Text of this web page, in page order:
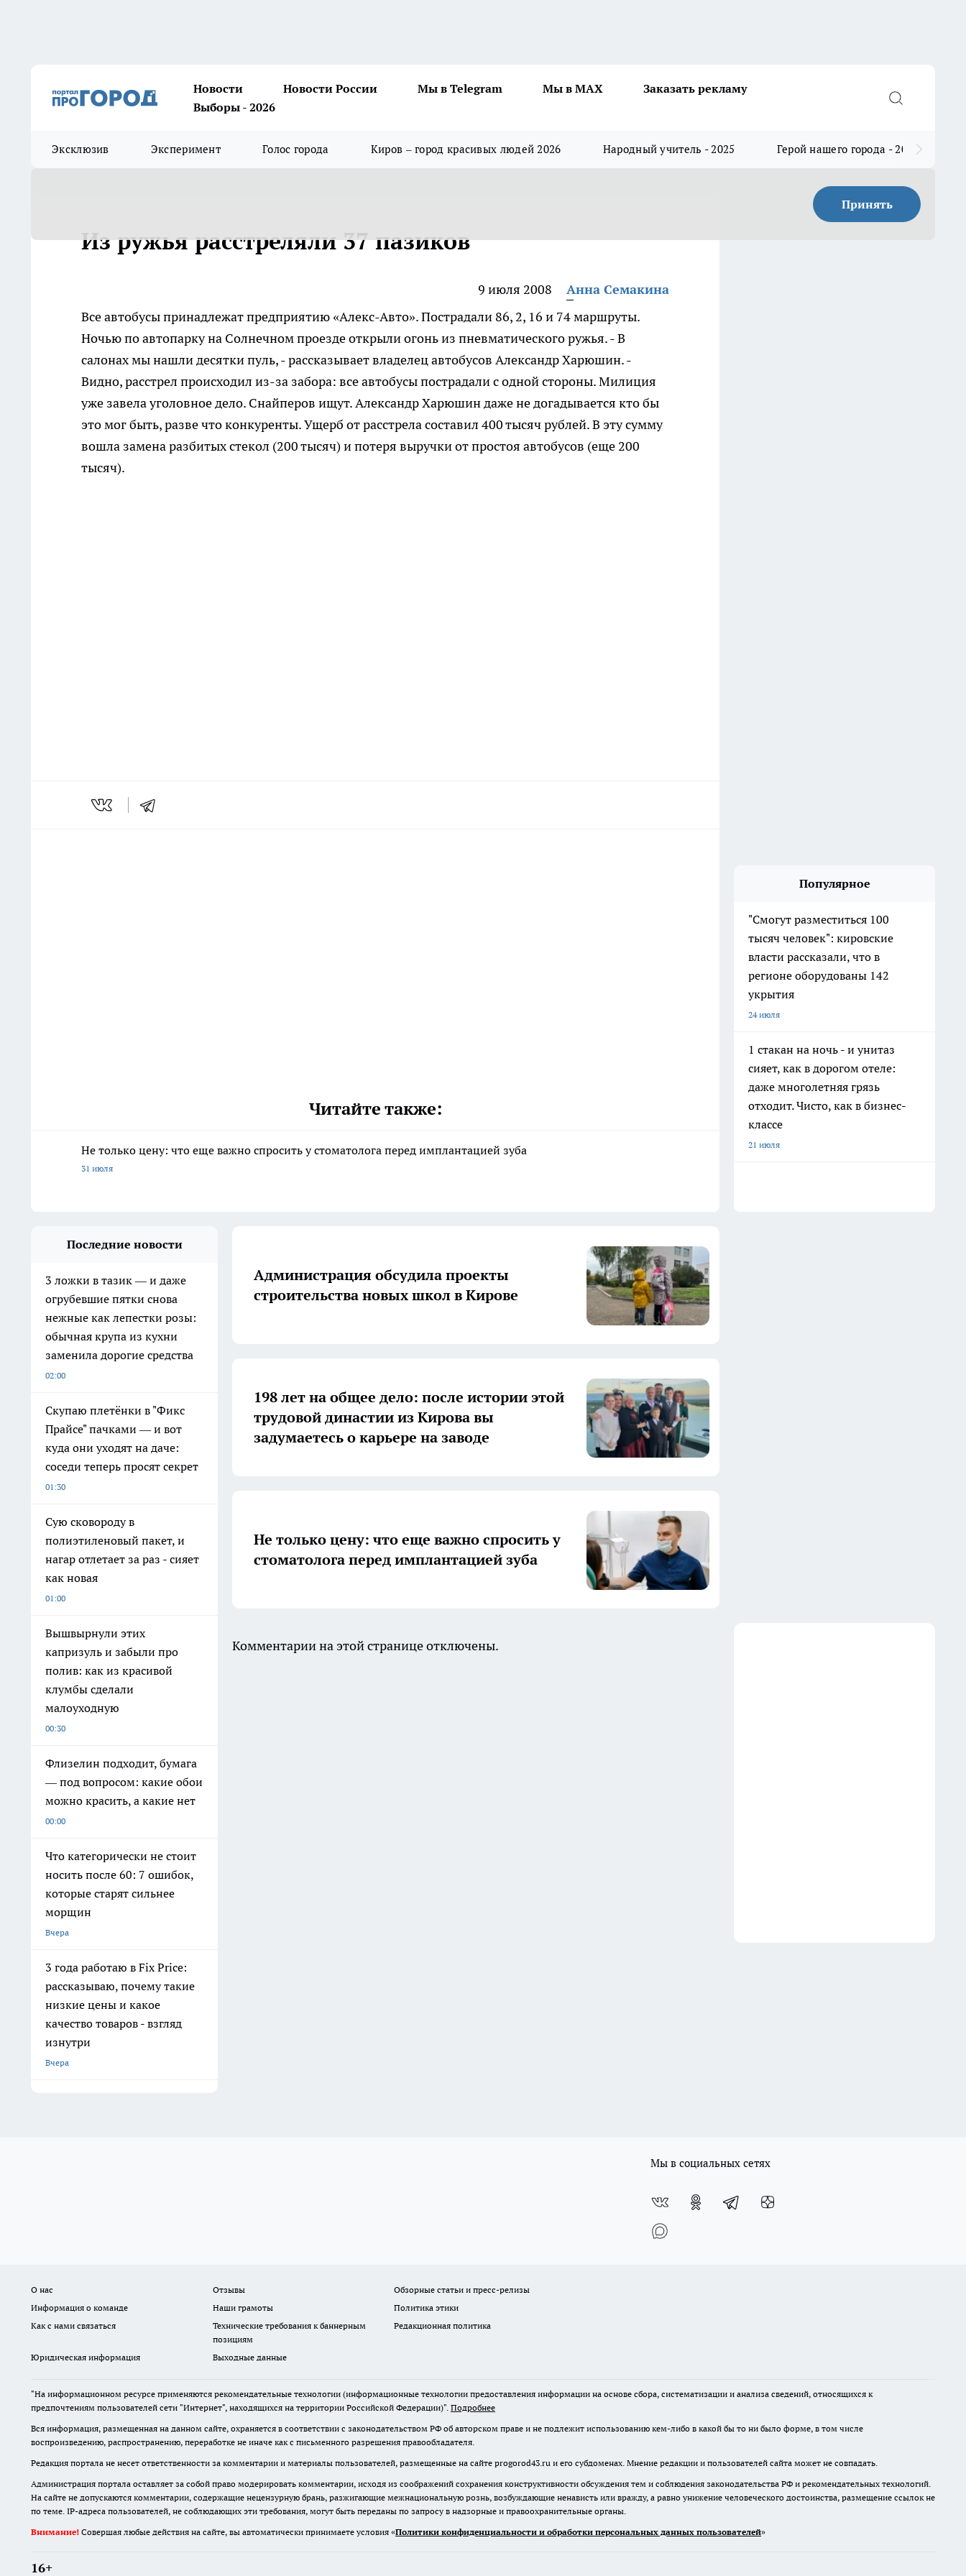
Новости Новости России Мы в Telegram Мы в MAX
Заказать рекламу
Выборы - 2026
Эксклюзив Эксперимент Голос города Киров – город красивых людей 2026 Народный учитель - 2025 Герой нашего города - 2025
Принять
Из ружья расстреляли 37 пазиков
9 июля 2008
Анна Семакина
Все автобусы принадлежат предприятию «Алекс-Авто». Пострадали 86, 2, 16 и 74 маршруты.
Ночью по автопарку на Солнечном проезде открыли огонь из пневматического ружья. - В
салонах мы нашли десятки пуль, - рассказывает владелец автобусов Александр Харюшин. -
Видно, расстрел происходил из-за забора: все автобусы пострадали с одной стороны. Милиция
уже завела уголовное дело. Снайперов ищут. Александр Харюшин даже не догадывается кто бы
это мог быть, разве что конкуренты. Ущерб от расстрела составил 400 тысяч рублей. В эту сумму
вошла замена разбитых стекол (200 тысяч) и потеря выручки от простоя автобусов (еще 200
тысяч).
Читайте также:
Не только цену: что еще важно спросить у стоматолога перед имплантацией зуба
31 июля
Популярное
"Смогут разместиться 100
тысяч человек": кировские
власти рассказали, что в
регионе оборудованы 142
укрытия
24 июля
1 стакан на ночь - и унитаз
сияет, как в дорогом отеле:
даже многолетняя грязь
отходит. Чисто, как в бизнес-
классе
21 июля
Последние новости
3 ложки в тазик — и даже
огрубевшие пятки снова
нежные как лепестки розы:
обычная крупа из кухни
заменила дорогие средства
02:00
Скупаю плетёнки в "Фикс
Прайсе" пачками — и вот
куда они уходят на даче:
соседи теперь просят секрет
01:30
Сую сковороду в
полиэтиленовый пакет, и
нагар отлетает за раз - сияет
как новая
01:00
Вышвырнули этих
капризуль и забыли про
полив: как из красивой
клумбы сделали
малоуходную
00:30
Флизелин подходит, бумага
— под вопросом: какие обои
можно красить, а какие нет
00:00
Что категорически не стоит
носить после 60: 7 ошибок,
которые старят сильнее
морщин
Вчера
3 года работаю в Fix Price:
рассказываю, почему такие
низкие цены и какое
качество товаров - взгляд
изнутри
Вчера
Администрация обсудила проекты
строительства новых школ в Кирове
198 лет на общее дело: после истории этой
трудовой династии из Кирова вы
задумаетесь о карьере на заводе
Не только цену: что еще важно спросить у
стоматолога перед имплантацией зуба
Комментарии на этой странице отключены.
Мы в социальных сетях
О нас Отзывы
Обзорные статьи и пресс-релизы
Информация о команде
Наши грамоты
Политика этики
Как с нами связаться
Технические требования к баннерным
позициям
Редакционная политика
Юридическая информация Выходные данные
"На информационном ресурсе применяются рекомендательные технологии (информационные технологии предоставления информации на основе сбора, систематизации и анализа сведений, относящихся к
предпочтениям пользователей сети "Интернет", находящихся на территории Российской Федерации)". Подробнее
Вся информация, размещенная на данном сайте, охраняется в соответствии с законодательством РФ об авторском праве и не подлежит использованию кем-либо в какой бы то ни было форме, в том числе
воспроизведению, распространению, переработке не иначе как с письменного разрешения правообладателя.
Редакция портала не несет ответственности за комментарии и материалы пользователей, размещенные на сайте progorod43.ru и его субдоменах. Мнение редакции и пользователей сайта может не совпадать.
Администрация портала оставляет за собой право модерировать комментарии, исходя из соображений сохранения конструктивности обсуждения тем и соблюдения законодательства РФ и рекомендательных технологий.
На сайте не допускаются комментарии, содержащие нецензурную брань, разжигающие межнациональную рознь, возбуждающие ненависть или вражду, а равно унижение человеческого достоинства, размещение ссылок не
по теме. IP-адреса пользователей, не соблюдающих эти требования, могут быть переданы по запросу в надзорные и правоохранительные органы.
Внимание! Совершая любые действия на сайте, вы автоматически принимаете условия «Политики конфиденциальности и обработки персональных данных пользователей»
16+